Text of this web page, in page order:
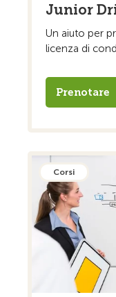
Junior
Un aiuto per
licenza di
Prenotare
Corsi